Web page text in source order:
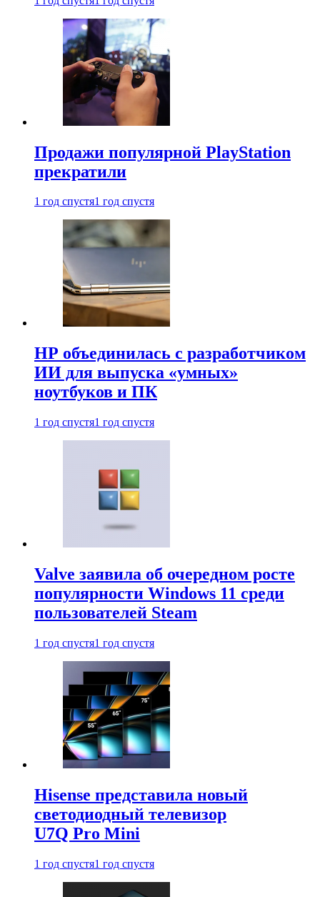
Продажи популярной PlayStation
прекратили
1 год спустя1 год спустя
HP объединилась с разработчиком
ИИ для выпуска «умных»
ноутбуков и ПК
1 год спустя1 год спустя
Valve заявила об очередном росте
популярности Windows 11 среди
пользователей Steam
1 год спустя1 год спустя
Hisense представила новый
светодиодный телевизор
U7Q Pro Mini
1 год спустя1 год спустя